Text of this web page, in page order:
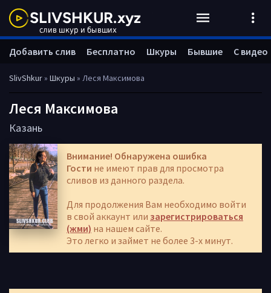
SlivShkur» Шкуры » Леся Максимова
Леся Максимова
Казань
Внимание! Обнаружена ошибка
Гости не имеют прав для просмотра
сливов из данного раздела.
Для продолжения Вам необходимо войти
в свой аккаунт или зарегистрироваться
(жми) на нашем сайте.
Это легко и займет не более 3-х минут.
Добавить слив Бесплатно Шкуры Бывшие С видео